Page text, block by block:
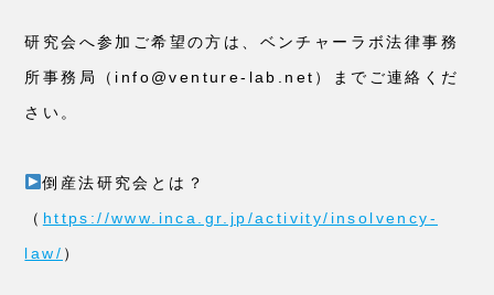
研究会へ参加ご希望の方は、ベンチャーラボ法律事務
所事務局（info@venture-lab.net）までご連絡くだ
さい。
倒産法研究会とは？
（ https://www.inca.gr.jp/activity/insolvency-
law/ ）